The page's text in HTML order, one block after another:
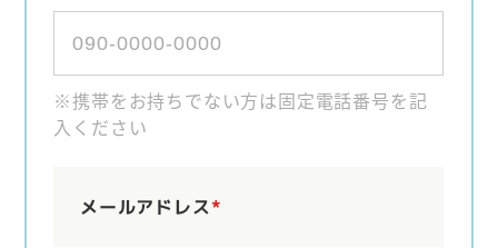
※携帯をお持ちでない方は固定電話番号を記
入ください
メールアドレス*